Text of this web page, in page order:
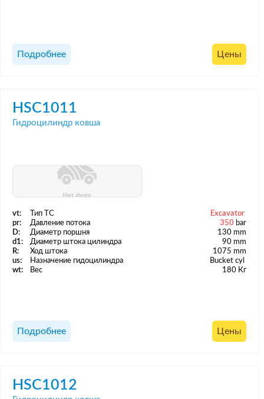
Подробнее Цены
HSC1011
Гидроцилиндр ковша
vt: Тип ТС
Excavator
pr:
Давление потока 350 bar
D:
Диаметр поршня
130 mm
d1:
Диаметр штока цилиндра
90 mm
R:
Ход штока
1075 mm
us:
Назначение гидоцилиндра
Bucket cyl
wt:
Вес 180 Кг
Подробнее Цены
HSC1012